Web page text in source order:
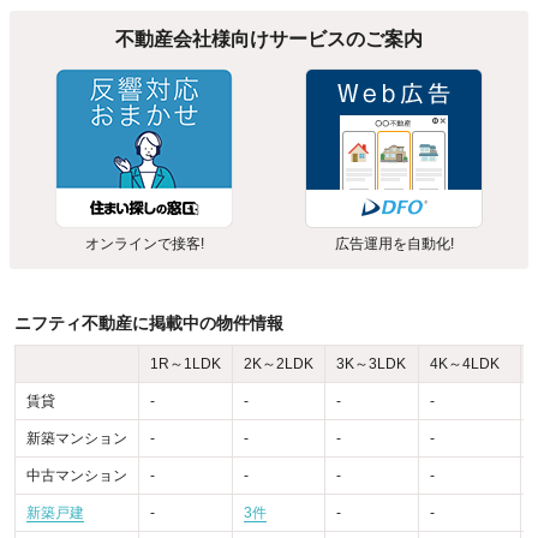
不動産会社様向けサービスのご案内
オンラインで接客! 広告運用を自動化!
ニフティ不動産に掲載中の物件情報
1R～1LDK 2K～2LDK 3K～3LDK 4K～4LDK
賃貸 - - - -
新築マンション - - - -
中古マンション - - - -
新築戸建 - 3件 - -